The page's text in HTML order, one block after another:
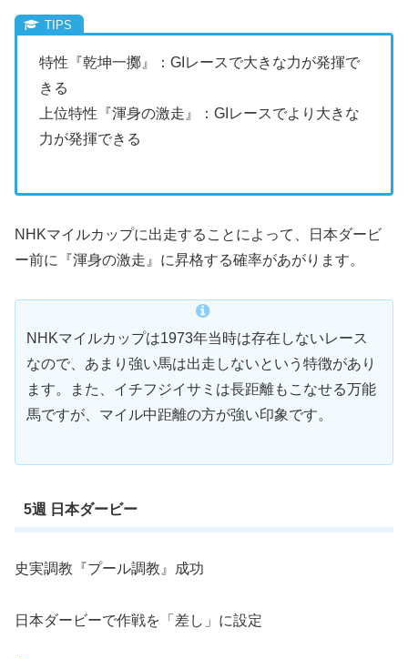
特性『乾坤一擲』：GIレースで大きな力が発揮で
きる
上位特性『渾身の激走』：GIレースでより大きな
力が発揮できる
NHKマイルカップに出走することによって、日本ダービ
ー前に『渾身の激走』に昇格する確率があがります。
NHKマイルカップは1973年当時は存在しないレース
なので、あまり強い馬は出走しないという特徴があり
ます。また、イチフジイサミは長距離もこなせる万能
馬ですが、マイル中距離の方が強い印象です。
5週 日本ダービー
史実調教『プール調教』成功
日本ダービーで作戦を「差し」に設定